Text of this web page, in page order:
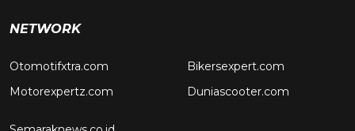
NETWORK
Otomotifxtra.com
Motorexpertz.com
Bikersexpert.com
Duniascooter.com